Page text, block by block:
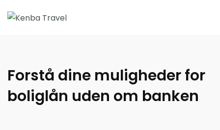
Forstå dine muligheder for
boliglån uden om banken